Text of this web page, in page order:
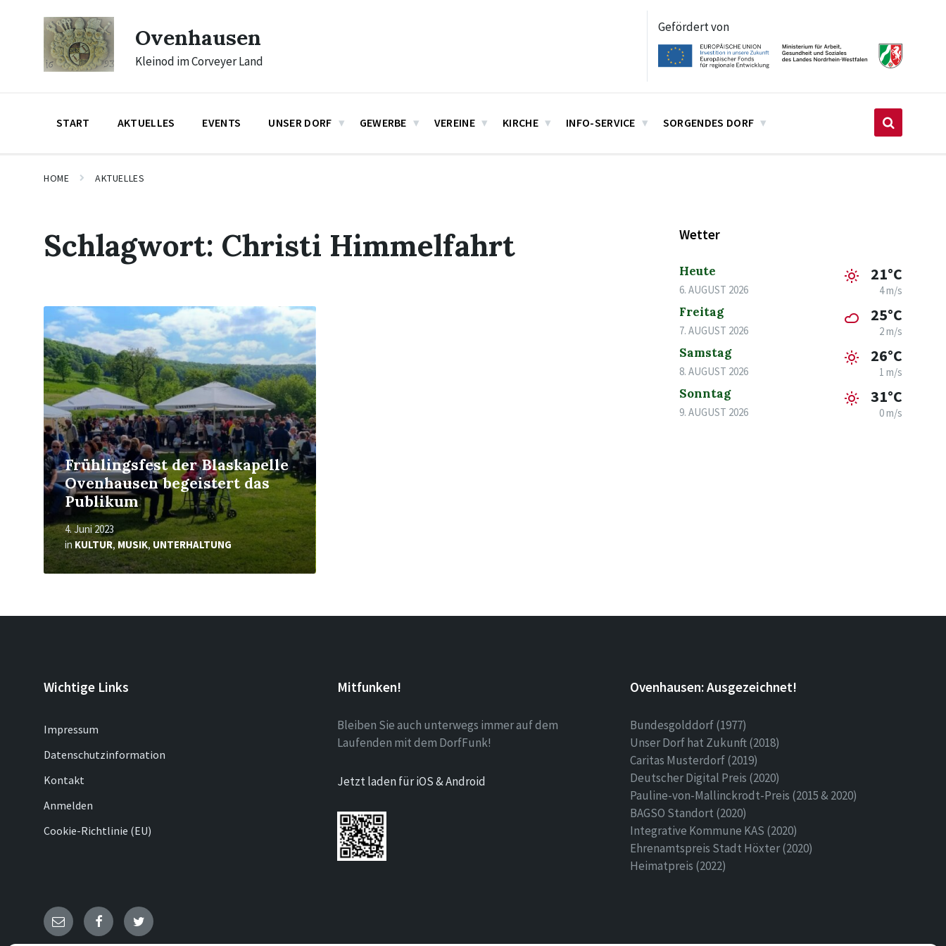
navigation
Ovenhausen
Kleinod im Corveyer Land
Gefördert von
START AKTUELLES EVENTS UNSER DORF GEWERBE VEREINE KIRCHE INFO-SERVICE SORGENDES DORF
HOME AKTUELLES
Schlagwort: Christi Himmelfahrt
Frühlingsfest der Blaskapelle
Ovenhausen begeistert das
Publikum
4. Juni 2023
inKULTUR, MUSIK, UNTERHALTUNG
Mehr
erfahren
Wetter
Heute
6. AUGUST 2026
21°C
4 m/s
Freitag
7. AUGUST 2026
25°C
2 m/s
Samstag
8. AUGUST 2026
26°C
1 m/s
Sonntag
9. AUGUST 2026
31°C
0 m/s
Wichtige Links
Impressum
Datenschutzinformation
Kontakt
Anmelden
Cookie-Richtlinie (EU)
Mitfunken!
Bleiben Sie auch unterwegs immer auf dem
Laufenden mit dem DorfFunk!
Jetzt laden für iOS & Android
Ovenhausen: Ausgezeichnet!
Bundesgolddorf (1977)
Unser Dorf hat Zukunft (2018)
Caritas Musterdorf (2019)
Deutscher Digital Preis (2020)
Pauline-von-Mallinckrodt-Preis (2015 & 2020)
BAGSO Standort (2020)
Integrative Kommune KAS (2020)
Ehrenamtspreis Stadt Höxter (2020)
Heimatpreis (2022)
E- FacebookTwitter